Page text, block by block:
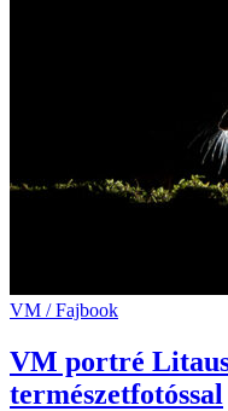
VM / Fajbook
VM portré
természetfotóssal